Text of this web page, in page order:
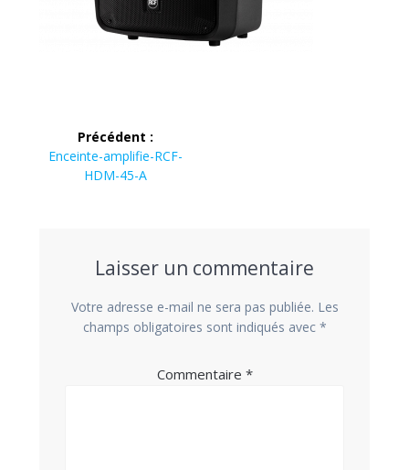
Navigation
de
Précédent :
Article
précédent :
Enceinte-amplifie-RCF-
HDM-45-A
Laisser un commentaire
Votre adresse e-mail ne sera pas publiée. Les
champs obligatoires sont indiqués avec *
Commentaire *